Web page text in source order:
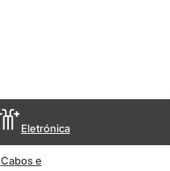
Eletrónica
Cabos e